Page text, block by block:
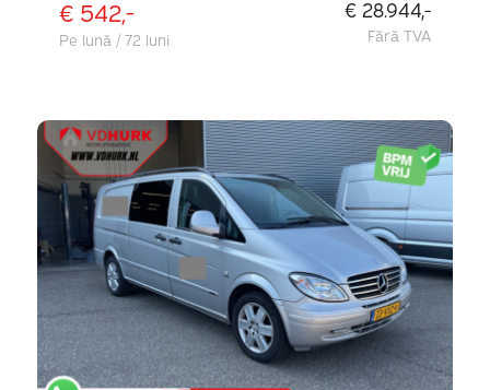
€ 542,-
Pe lună / 72 luni
€ 28.944,-
Fără TVA